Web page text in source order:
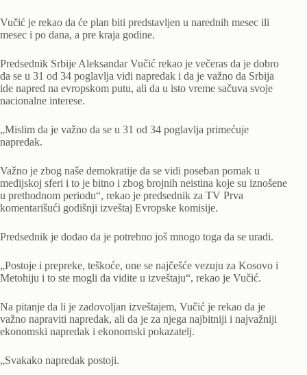
Vučić je rekao da će plan biti predstavljen u narednih mesec ili
mesec i po dana, a pre kraja godine.
Predsednik Srbije Aleksandar Vučić rekao je večeras da je dobro
da se u 31 od 34 poglavlja vidi napredak i da je važno da Srbija
ide napred na evropskom putu, ali da u isto vreme sačuva svoje
nacionalne interese.
„Mislim da je važno da se u 31 od 34 poglavlja primećuje
napredak.
Važno je zbog naše demokratije da se vidi poseban pomak u
medijskoj sferi i to je bitno i zbog brojnih neistina koje su iznošene
u prethodnom periodu“, rekao je predsednik za TV Prva
komentarišući godišnji izveštaj Evropske komisije.
Predsednik je dodao da je potrebno još mnogo toga da se uradi.
„Postoje i prepreke, teškoće, one se najčešće vezuju za Kosovo i
Metohiju i to ste mogli da vidite u izveštaju“, rekao je Vučić.
Na pitanje da li je zadovoljan izveštajem, Vučić je rekao da je
važno napraviti napredak, ali da je za njega najbitniji i najvažniji
ekonomski napredak i ekonomski pokazatelj.
„Svakako napredak postoji.